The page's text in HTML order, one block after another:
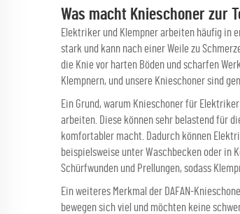
Was macht Knieschoner zur
Elektriker und Klempner arbeiten häufig in
stark und kann nach einer Weile zu
die Knie vor harten Böden und scharfen
Klempnern, und unsere Knieschoner sind
Ein Grund, warum Knieschoner für
arbeiten. Diese können sehr belastend für
komfortabler macht. Dadurch können
beispielsweise unter Waschbecken oder in
Schürfwunden und Prellungen, sodass
Ein weiteres Merkmal der DAFAN-
bewegen sich viel und möchten keine